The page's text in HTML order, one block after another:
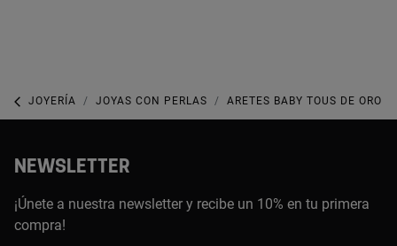
JOYERÍA JOYAS CON PERLAS ARETES BABY TOUS DE ORO
NEWSLETTER
¡Únete a nuestra newsletter y recibe un 10% en tu primera
compra!